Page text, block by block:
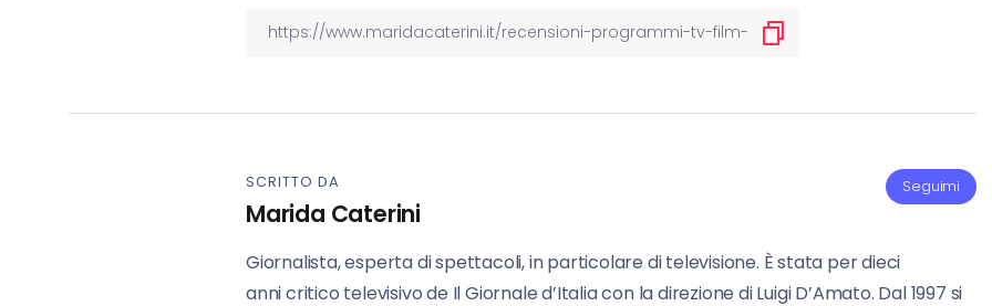
Seguimi
SCRITTO DA
Marida Caterini
Giornalista, esperta di spettacoli, in particolare di televisione. È stata per dieci
anni critico televisivo de Il Giornale d’Italia con la direzione di Luigi D’Amato. Dal 1997 si